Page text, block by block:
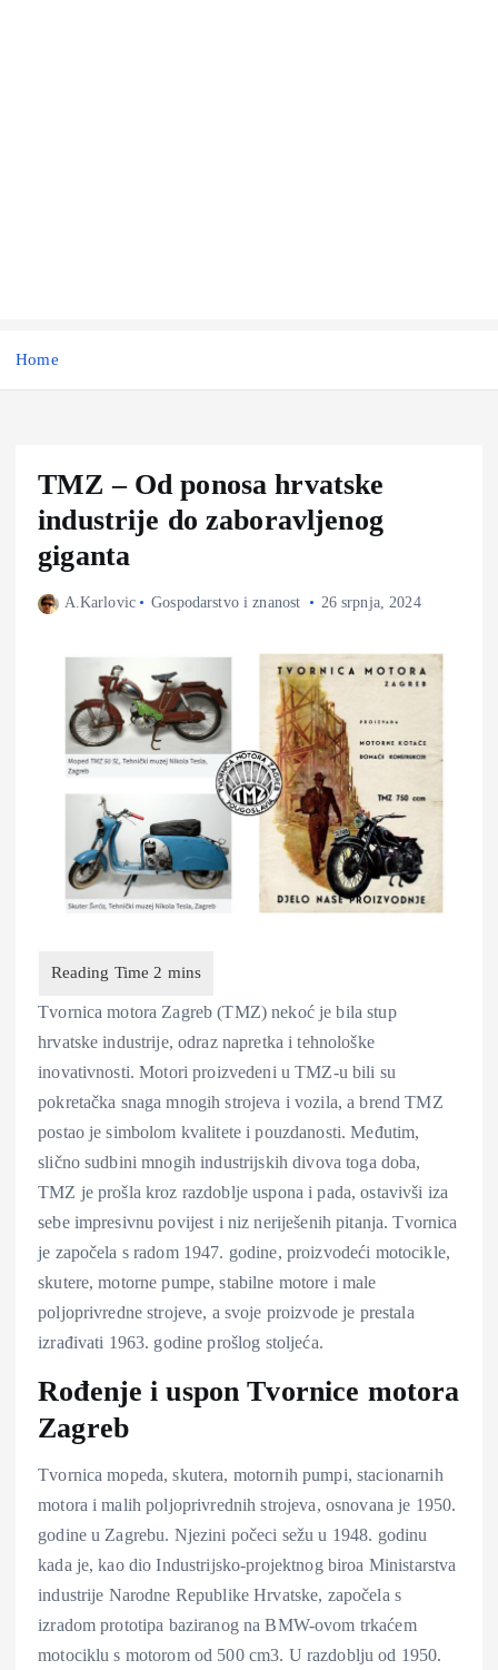
Home
TMZ – Od ponosa hrvatske
industrije do zaboravljenog
giganta
A.Karlovic Gospodarstvo i znanost 26 srpnja, 2024
Tvornica motora Zagreb (TMZ) nekoć je bila stup
hrvatske industrije, odraz napretka i tehnološke
inovativnosti. Motori proizvedeni u TMZ-u bili su
pokretačka snaga mnogih strojeva i vozila, a brend TMZ
postao je simbolom kvalitete i pouzdanosti. Međutim,
slično sudbini mnogih industrijskih divova toga doba,
TMZ je prošla kroz razdoblje uspona i pada, ostavivši iza
sebe impresivnu povijest i niz neriješenih pitanja. Tvornica
je započela s radom 1947. godine, proizvodeći motocikle,
skutere, motorne pumpe, stabilne motore i male
poljoprivredne strojeve, a svoje proizvode je prestala
izrađivati 1963. godine prošlog stoljeća.
Rođenje i uspon Tvornice motora
Zagreb
Tvornica mopeda, skutera, motornih pumpi, stacionarnih
motora i malih poljoprivrednih strojeva, osnovana je 1950.
godine u Zagrebu. Njezini počeci sežu u 1948. godinu
kada je, kao dio Industrijsko-projektnog biroa Ministarstva
industrije Narodne Republike Hrvatske, započela s
izradom prototipa baziranog na BMW-ovom trkaćem
motociklu s motorom od 500 cm3. U razdoblju od 1950.